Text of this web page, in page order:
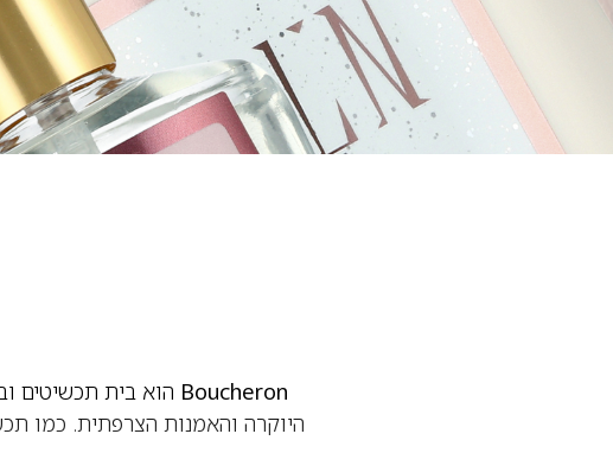
Boucheron